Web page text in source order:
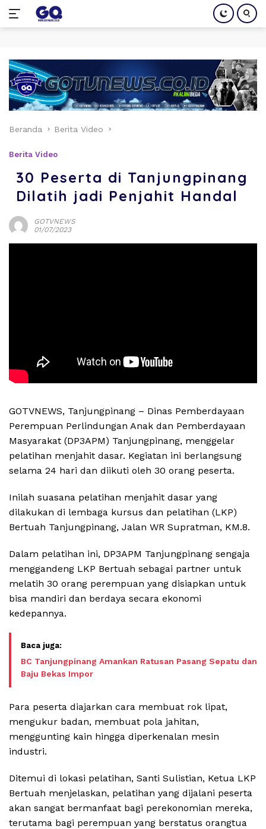
konten
Beranda Berita Video
Berita Video
30 Peserta di Tanjungpinang
Dilatih jadi Penjahit Handal
GOTVNEWS
01/07/2023
GOTVNEWS, Tanjungpinang – Dinas Pemberdayaan
Perempuan Perlindungan Anak dan Pemberdayaan
Masyarakat (DP3APM) Tanjungpinang, menggelar
pelatihan menjahit dasar. Kegiatan ini berlangsung
selama 24 hari dan diikuti oleh 30 orang peserta.
Inilah suasana pelatihan menjahit dasar yang
dilakukan di lembaga kursus dan pelatihan (LKP)
Bertuah Tanjungpinang, Jalan WR Supratman, KM.8.
Dalam pelatihan ini, DP3APM Tanjungpinang sengaja
menggandeng LKP Bertuah sebagai partner untuk
melatih 30 orang perempuan yang disiapkan untuk
bisa mandiri dan berdaya secara ekonomi
kedepannya.
BC Tanjungpinang Amankan Ratusan Pasang Sepatu dan
Baju Bekas Impor
Para peserta diajarkan cara membuat rok lipat,
mengukur badan, membuat pola jahitan,
menggunting kain hingga diperkenalan mesin
industri.
Ditemui di lokasi pelatihan, Santi Sulistian, Ketua LKP
Bertuah menjelaskan, pelatihan yang dijalani peserta
akan sangat bermanfaat bagi perekonomian mereka,
terutama bagi perempuan yang berstatus orangtua